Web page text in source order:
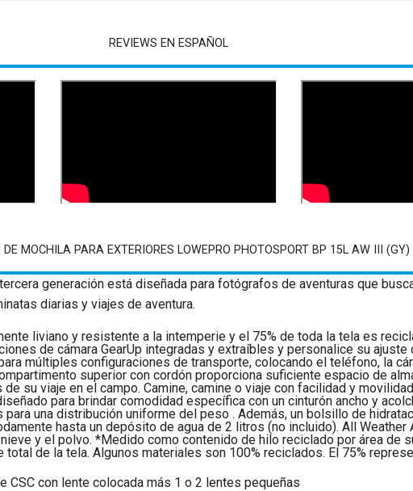
REVIEWS EN ESPAÑOL
DE MOCHILA PARA EXTERIORES LOWEPRO PHOTOSPORT BP 15L AW III (GY)
generación está diseñada para fotógrafos de aventuras que
diarias y viajes de aventura.
liviano y resistente a la intemperie y el 75% de toda la tela es
de cámara GearUp integradas y extraíbles y personalice su
múltiples configuraciones de transporte, colocando el teléfono, la
superior con cordón proporciona suficiente espacio de
su viaje en el campo. Camine, camine o viaje con facilidad y
para brindar comodidad específica con un cinturón ancho y
una distribución uniforme del peso . Además, un bolsillo de
hasta un depósito de agua de 2 litros (no incluido). All Weather
y el polvo. *Medido como contenido de hilo reciclado por área de
de la tela. Algunos materiales son 100% reciclados. El 75%
CSC con lente colocada más 1 o 2 lentes pequeñas